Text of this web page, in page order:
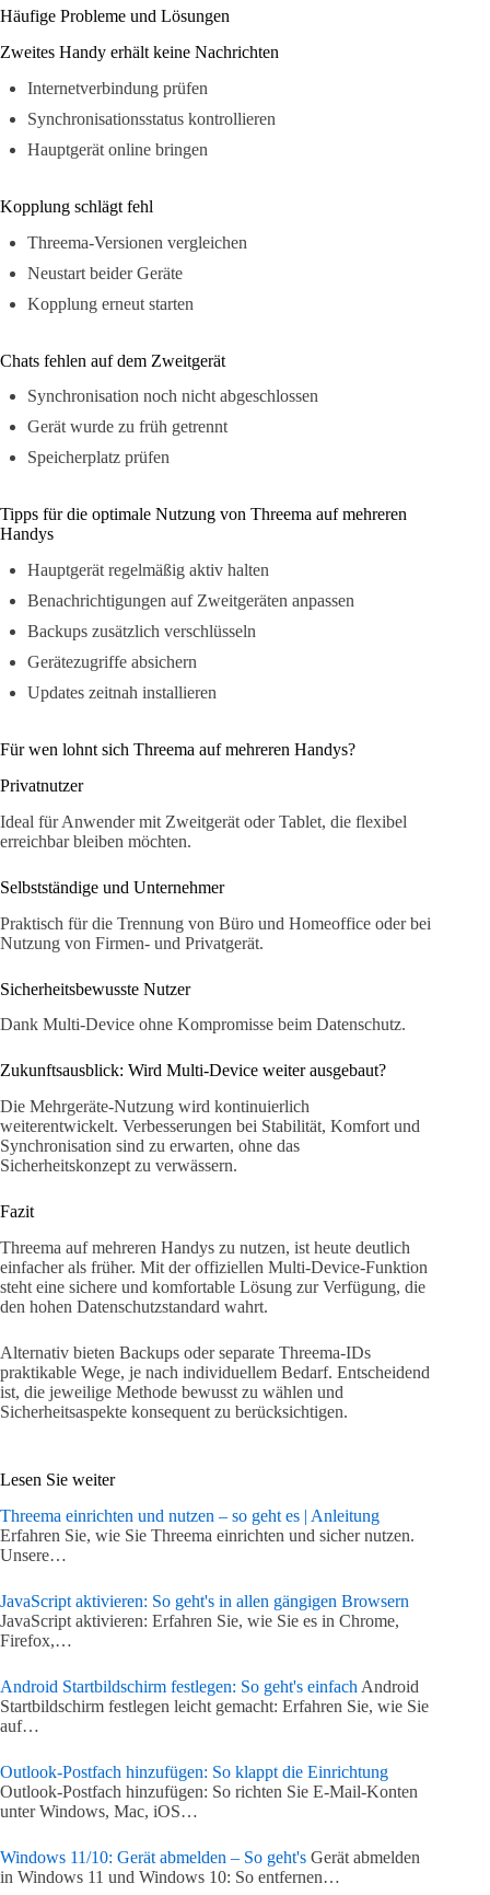
Häufige Probleme und Lösungen
Zweites Handy erhält keine Nachrichten
Internetverbindung prüfen
Synchronisationsstatus kontrollieren
Hauptgerät online bringen
Kopplung schlägt fehl
Threema-Versionen vergleichen
Neustart beider Geräte
Kopplung erneut starten
Chats fehlen auf dem Zweitgerät
Synchronisation noch nicht abgeschlossen
Gerät wurde zu früh getrennt
Speicherplatz prüfen
Tipps für die optimale Nutzung von Threema auf mehreren
Handys
Hauptgerät regelmäßig aktiv halten
Benachrichtigungen auf Zweitgeräten anpassen
Backups zusätzlich verschlüsseln
Gerätezugriffe absichern
Updates zeitnah installieren
Für wen lohnt sich Threema auf mehreren Handys?
Privatnutzer
Ideal für Anwender mit Zweitgerät oder Tablet, die flexibel
erreichbar bleiben möchten.
Selbstständige und Unternehmer
Praktisch für die Trennung von Büro und Homeoffice oder bei
Nutzung von Firmen- und Privatgerät.
Sicherheitsbewusste Nutzer
Dank Multi-Device ohne Kompromisse beim Datenschutz.
Zukunftsausblick: Wird Multi-Device weiter ausgebaut?
Die Mehrgeräte-Nutzung wird kontinuierlich
weiterentwickelt. Verbesserungen bei Stabilität, Komfort und
Synchronisation sind zu erwarten, ohne das
Sicherheitskonzept zu verwässern.
Fazit
Threema auf mehreren Handys zu nutzen, ist heute deutlich
einfacher als früher. Mit der offiziellen Multi-Device-Funktion
steht eine sichere und komfortable Lösung zur Verfügung, die
den hohen Datenschutzstandard wahrt.
Alternativ bieten Backups oder separate Threema-IDs
praktikable Wege, je nach individuellem Bedarf. Entscheidend
ist, die jeweilige Methode bewusst zu wählen und
Sicherheitsaspekte konsequent zu berücksichtigen.
Lesen Sie weiter
Threema einrichten und nutzen – so geht es | Anleitung
Erfahren Sie, wie Sie Threema einrichten und sicher nutzen.
Unsere…
JavaScript aktivieren: So geht's in allen gängigen Browsern
JavaScript aktivieren: Erfahren Sie, wie Sie es in Chrome,
Firefox,…
Android Startbildschirm festlegen: So geht's einfach Android
Startbildschirm festlegen leicht gemacht: Erfahren Sie, wie Sie
auf…
Outlook-Postfach hinzufügen: So klappt die Einrichtung
Outlook-Postfach hinzufügen: So richten Sie E-Mail-Konten
unter Windows, Mac, iOS…
Windows 11/10: Gerät abmelden – So geht's Gerät abmelden
in Windows 11 und Windows 10: So entfernen…